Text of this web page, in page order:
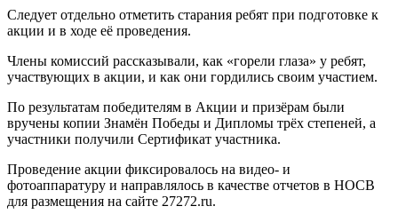
Следует отдельно отметить старания ребят при подготовке к
акции и в ходе её проведения.
Члены комиссий рассказывали, как «горели глаза» у ребят,
участвующих в акции, и как они гордились своим участием.
По результатам победителям в Акции и призёрам были
вручены копии Знамён Победы и Дипломы трёх степеней, а
участники получили Сертификат участника.
Проведение акции фиксировалось на видео- и
фотоаппаратуру и направлялось в качестве отчетов в НОСВ
для размещения на сайте 27272.ru.